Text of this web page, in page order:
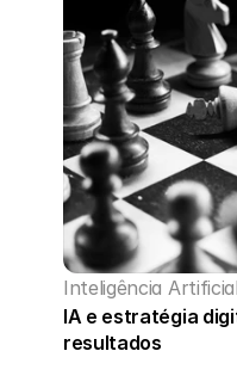
Inteligência Artificial
IA e estratégia
resultados